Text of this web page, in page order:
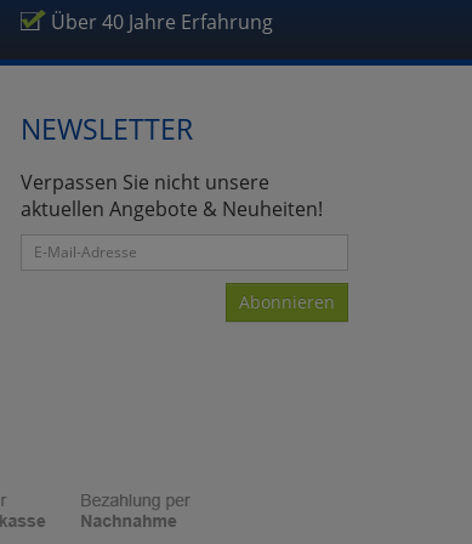
Über 40 Jahre Erfahrung
NEWSLETTER
Verpassen Sie nicht unsere
aktuellen Angebote & Neuheiten!
Abonnieren